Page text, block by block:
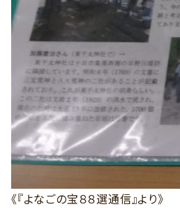
《『よなごの宝８８選通信』より》